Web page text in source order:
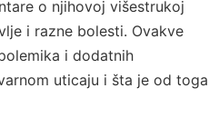
o njihovoj višestrukoj
i razne bolesti. Ovakve
i dodatnih
uticaju i šta je od toga